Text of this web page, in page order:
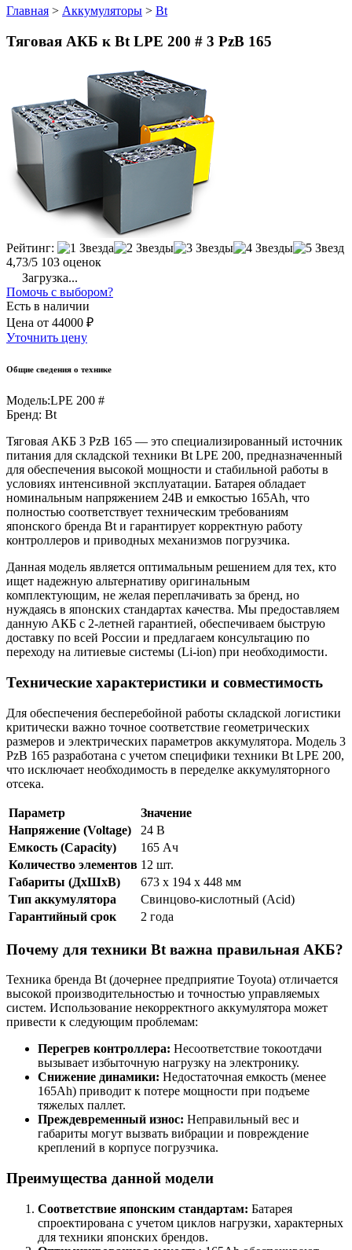
Главная > Аккумуляторы > Bt
Тяговая АКБ к Bt LPE 200 # 3 PzB 165
Рейтинг:
4,73/5 103 оценок
Загрузка...
Помочь с выбором?
Есть в наличии
Цена от 44000 ₽
Уточнить цену
Общие сведения о технике
Модель:LPE 200 #
Бренд: Bt
Тяговая АКБ 3 PzB 165 — это специализированный источник
питания для складской техники Bt LPE 200, предназначенный
для обеспечения высокой мощности и стабильной работы в
условиях интенсивной эксплуатации. Батарея обладает
номинальным напряжением 24В и емкостью 165Ah, что
полностью соответствует техническим требованиям
японского бренда Bt и гарантирует корректную работу
контроллеров и приводных механизмов погрузчика.
Данная модель является оптимальным решением для тех, кто
ищет надежную альтернативу оригинальным
комплектующим, не желая переплачивать за бренд, но
нуждаясь в японских стандартах качества. Мы предоставляем
данную АКБ с 2-летней гарантией, обеспечиваем быструю
доставку по всей России и предлагаем консультацию по
переходу на литиевые системы (Li-ion) при необходимости.
Технические характеристики и совместимость
Для обеспечения бесперебойной работы складской логистики
критически важно точное соответствие геометрических
размеров и электрических параметров аккумулятора. Модель 3
PzB 165 разработана с учетом специфики техники Bt LPE 200,
что исключает необходимость в переделке аккумуляторного
отсека.
Параметр
Значение
Напряжение (Voltage)
24 В
Емкость (Capacity)
165 Ач
Количество элементов 12 шт.
Габариты (ДхШхВ)
673 x 194 x 448 мм
Тип аккумулятора
Свинцово-кислотный (Acid)
Гарантийный срок
2 года
Почему для техники Bt важна правильная АКБ?
Техника бренда Bt (дочернее предприятие Toyota) отличается
высокой производительностью и точностью управляемых
систем. Использование некорректного аккумулятора может
привести к следующим проблемам:
Перегрев контроллера: Несоответствие токоотдачи
вызывает избыточную нагрузку на электронику.
Снижение динамики: Недостаточная емкость (менее
165Ah) приводит к потере мощности при подъеме
тяжелых паллет.
Преждевременный износ: Неправильный вес и
габариты могут вызвать вибрации и повреждение
креплений в корпусе погрузчика.
Преимущества данной модели
Соответствие японским стандартам: Батарея
спроектирована с учетом циклов нагрузки, характерных
для техники японских брендов.